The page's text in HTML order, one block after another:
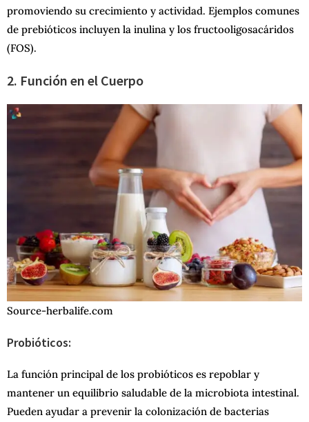
promoviendo su crecimiento y actividad. Ejemplos comunes
de prebióticos incluyen la inulina y los fructooligosacáridos
(FOS).
2. Función en el Cuerpo
Source-herbalife.com
Probióticos:
La función principal de los probióticos es repoblar y
mantener un equilibrio saludable de la microbiota intestinal.
Pueden ayudar a prevenir la colonización de bacterias